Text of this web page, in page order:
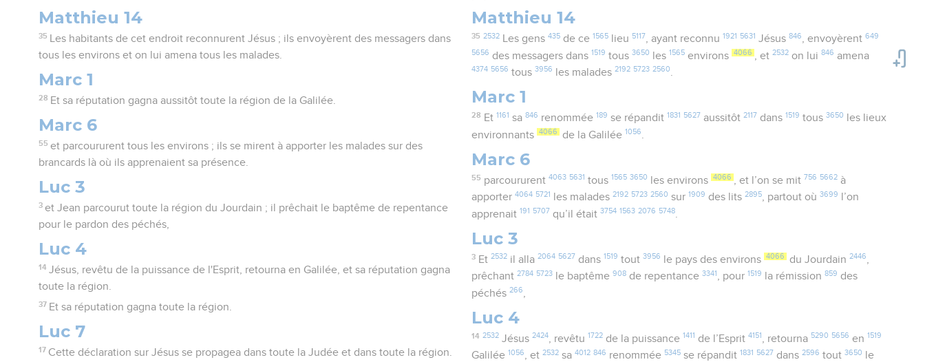
Matthieu 14
35
Les habitants de cet endroit reconnurent Jésus ; ils envoyèrent des messagers dans
tous les environs et on lui amena tous les malades.
Marc 1
28 Et sa réputation gagna aussitôt toute la région de la Galilée.
Marc 6
55 et parcoururent tous les environs ; ils se mirent à apporter les malades sur des
brancards là où ils apprenaient sa présence.
Luc 3
3 et Jean parcourut toute la région du Jourdain ; il prêchait le baptême de repentance
pour le pardon des péchés,
Luc 4
14 Jésus, revêtu de la puissance de l'Esprit, retourna en Galilée, et sa réputation gagna
toute la région.
37 Et sa réputation gagna toute la région.
Luc 7
17 Cette déclaration sur Jésus se propagea dans toute la Judée et dans toute la région.
Matthieu 14
35 2532Les gens 435de ce 1565lieu 5117, ayant reconnu 1921 5631 Jésus 846, envoyèrent 649
5656 des messagers dans 1519 tous3650 les 1565 environs 4066 , et2532 on lui846 amena
4374 5656 tous3956 les malades2192 5723 2560.
Marc 1
28 Et 1161 sa 846 renommée 189 se répandit 1831 5627 aussitôt 2117 dans 1519 tous 3650
les lieux
environnants 4066 de la Galilée 1056
Marc 6
55 parcoururent 4063 5631 tous 1565 3650 les environs 4066 , et l’on se mit 756 5662à
apporter4064 5721 les malades2192 5723 2560 sur 1909 des lits2895, partout où3699
l’on
apprenait 191 5707 qu’il était3754 1563 2076 5748
Luc 3
3 Et 2532il alla 2064 5627 dans 1519 tout 3956 le pays des environs 4066 du Jourdain 2446,
prêchant2784 5723 le baptême908 de repentance3341, pour 1519 la rémission859 des
péchés266
Luc 4
14 2532Jésus 2424, revêtu 1722de la puissance 1411 de l’Esprit 4151 , retourna 5290 5656 en 1519
Galilée 1056, et2532 sa4012 846 renommée 5345 se répandit 1831 5627 dans2596 tout3650
le